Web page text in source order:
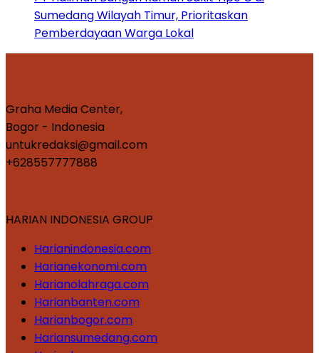
Sumedang Wilayah Timur, Prioritaskan
Pemberdayaan Warga Lokal
Graha Media Center,
Bogor - Indonesia
untukredaksi@gmail.com
+628557777888
HARIAN INDONESIA GROUP
Harianindonesia.com
Harianekonomi.com
Harianolahraga.com
Harianbanten.com
Harianbogor.com
Hariansumedang.com